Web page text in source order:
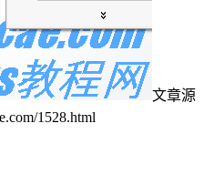
文章源
1528.html